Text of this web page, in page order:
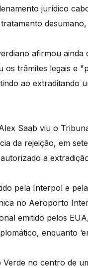
jurídico
afirmou
os trâmites legais e
ao extraditando
Saab viu o
da rejeição, em
a
pela Interpol e
no Aeroporto
emitido pelos
enquanto
no centro de